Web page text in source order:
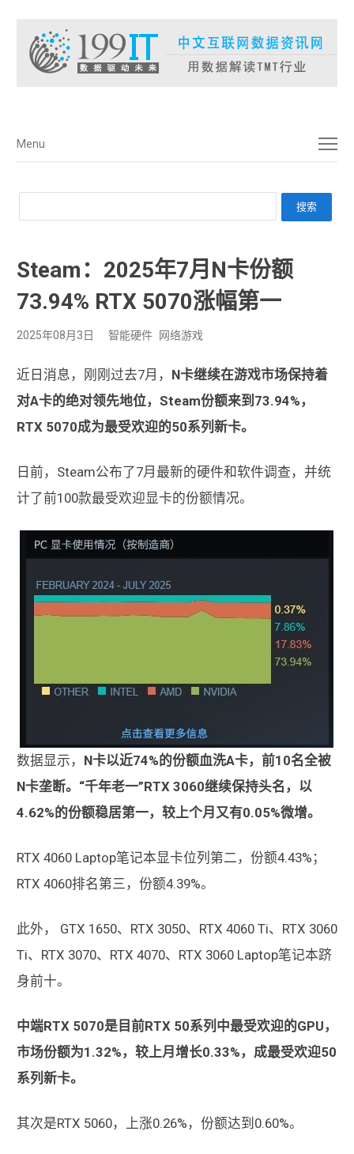
菜单
Menu
Steam：2025年7月N卡份额
73.94% RTX 5070涨幅第一
2025年08月3日 智能硬件 网络游戏
近日消息，刚刚过去7月， N卡继续在游戏市场保持着
对A卡的绝对领先地位，Steam份额来到73.94%，
RTX 5070成为最受欢迎的50系列新卡。
日前，Steam公布了7月最新的硬件和软件调查，并统
计了前100款最受欢迎显卡的份额情况。
数据显示， N卡以近74%的份额血洗A卡，前10名全被
N卡垄断。“千年老一”RTX 3060继续保持头名，以
4.62%的份额稳居第一，较上个月又有0.05%微增。
RTX 4060 Laptop笔记本显卡位列第二，份额4.43%；
RTX 4060排名第三，份额4.39%。
此外， GTX 1650、RTX 3050、RTX 4060 Ti、RTX 3060
Ti、RTX 3070、RTX 4070、RTX 3060 Laptop笔记本跻
身前十。
中端RTX 5070是目前RTX 50系列中最受欢迎的GPU，
市场份额为1.32%，较上月增长0.33%，成最受欢迎50
系列新卡。
其次是RTX 5060，上涨0.26%，份额达到0.60%。